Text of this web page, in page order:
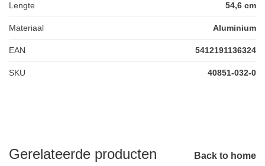
Lengte 54,6 cm
Materiaal Aluminium
EAN 5412191136324
SKU 40851-032-0
Gerelateerde producten Back to home